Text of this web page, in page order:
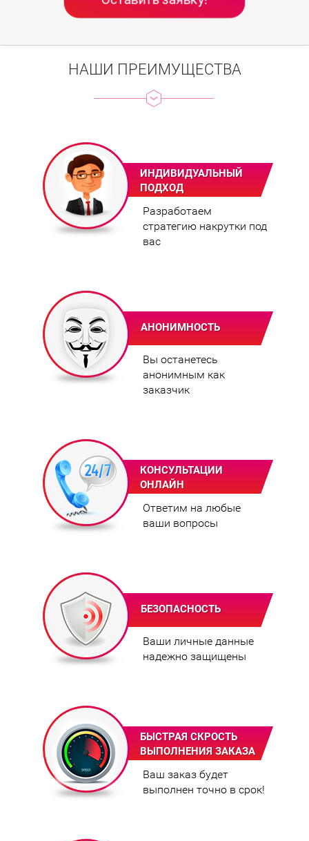
НАШИ ПРЕИМУЩЕСТВА
ИНДИВИДУАЛЬНЫЙ
ПОДХОД
Разработаем
стратегию накрутки под
вас
АНОНИМНОСТЬ
Вы останетесь
анонимным как
заказчик
КОНСУЛЬТАЦИИ
ОНЛАЙН
Ответим на любые
ваши вопросы
БЕЗОПАСНОСТЬ
Ваши личные данные
надежно защищены
БЫСТРАЯ СКРОСТЬ
ВЫПОЛНЕНИЯ ЗАКАЗА
Ваш заказ будет
выполнен точно в срок!